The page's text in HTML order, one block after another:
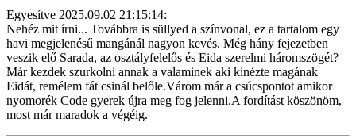
Egyesítve 2025.09.02 21:15:14:
Nehéz mit írni... Továbbra is süllyed a színvonal, ez a tartalom egy
havi megjelenésű mangánál nagyon kevés. Még hány fejezetben
veszik elő Sarada, az osztályfelelős és Eida szerelmi háromszögét?
Már kezdek szurkolni annak a valaminek aki kinézte magának
Eidát, remélem fát csinál belőle.Várom már a csúcspontot amikor
nyomorék Code gyerek újra meg fog jelenni.A fordítást köszönöm,
most már maradok a végéig.